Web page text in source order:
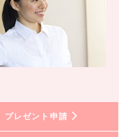
プレゼント申請